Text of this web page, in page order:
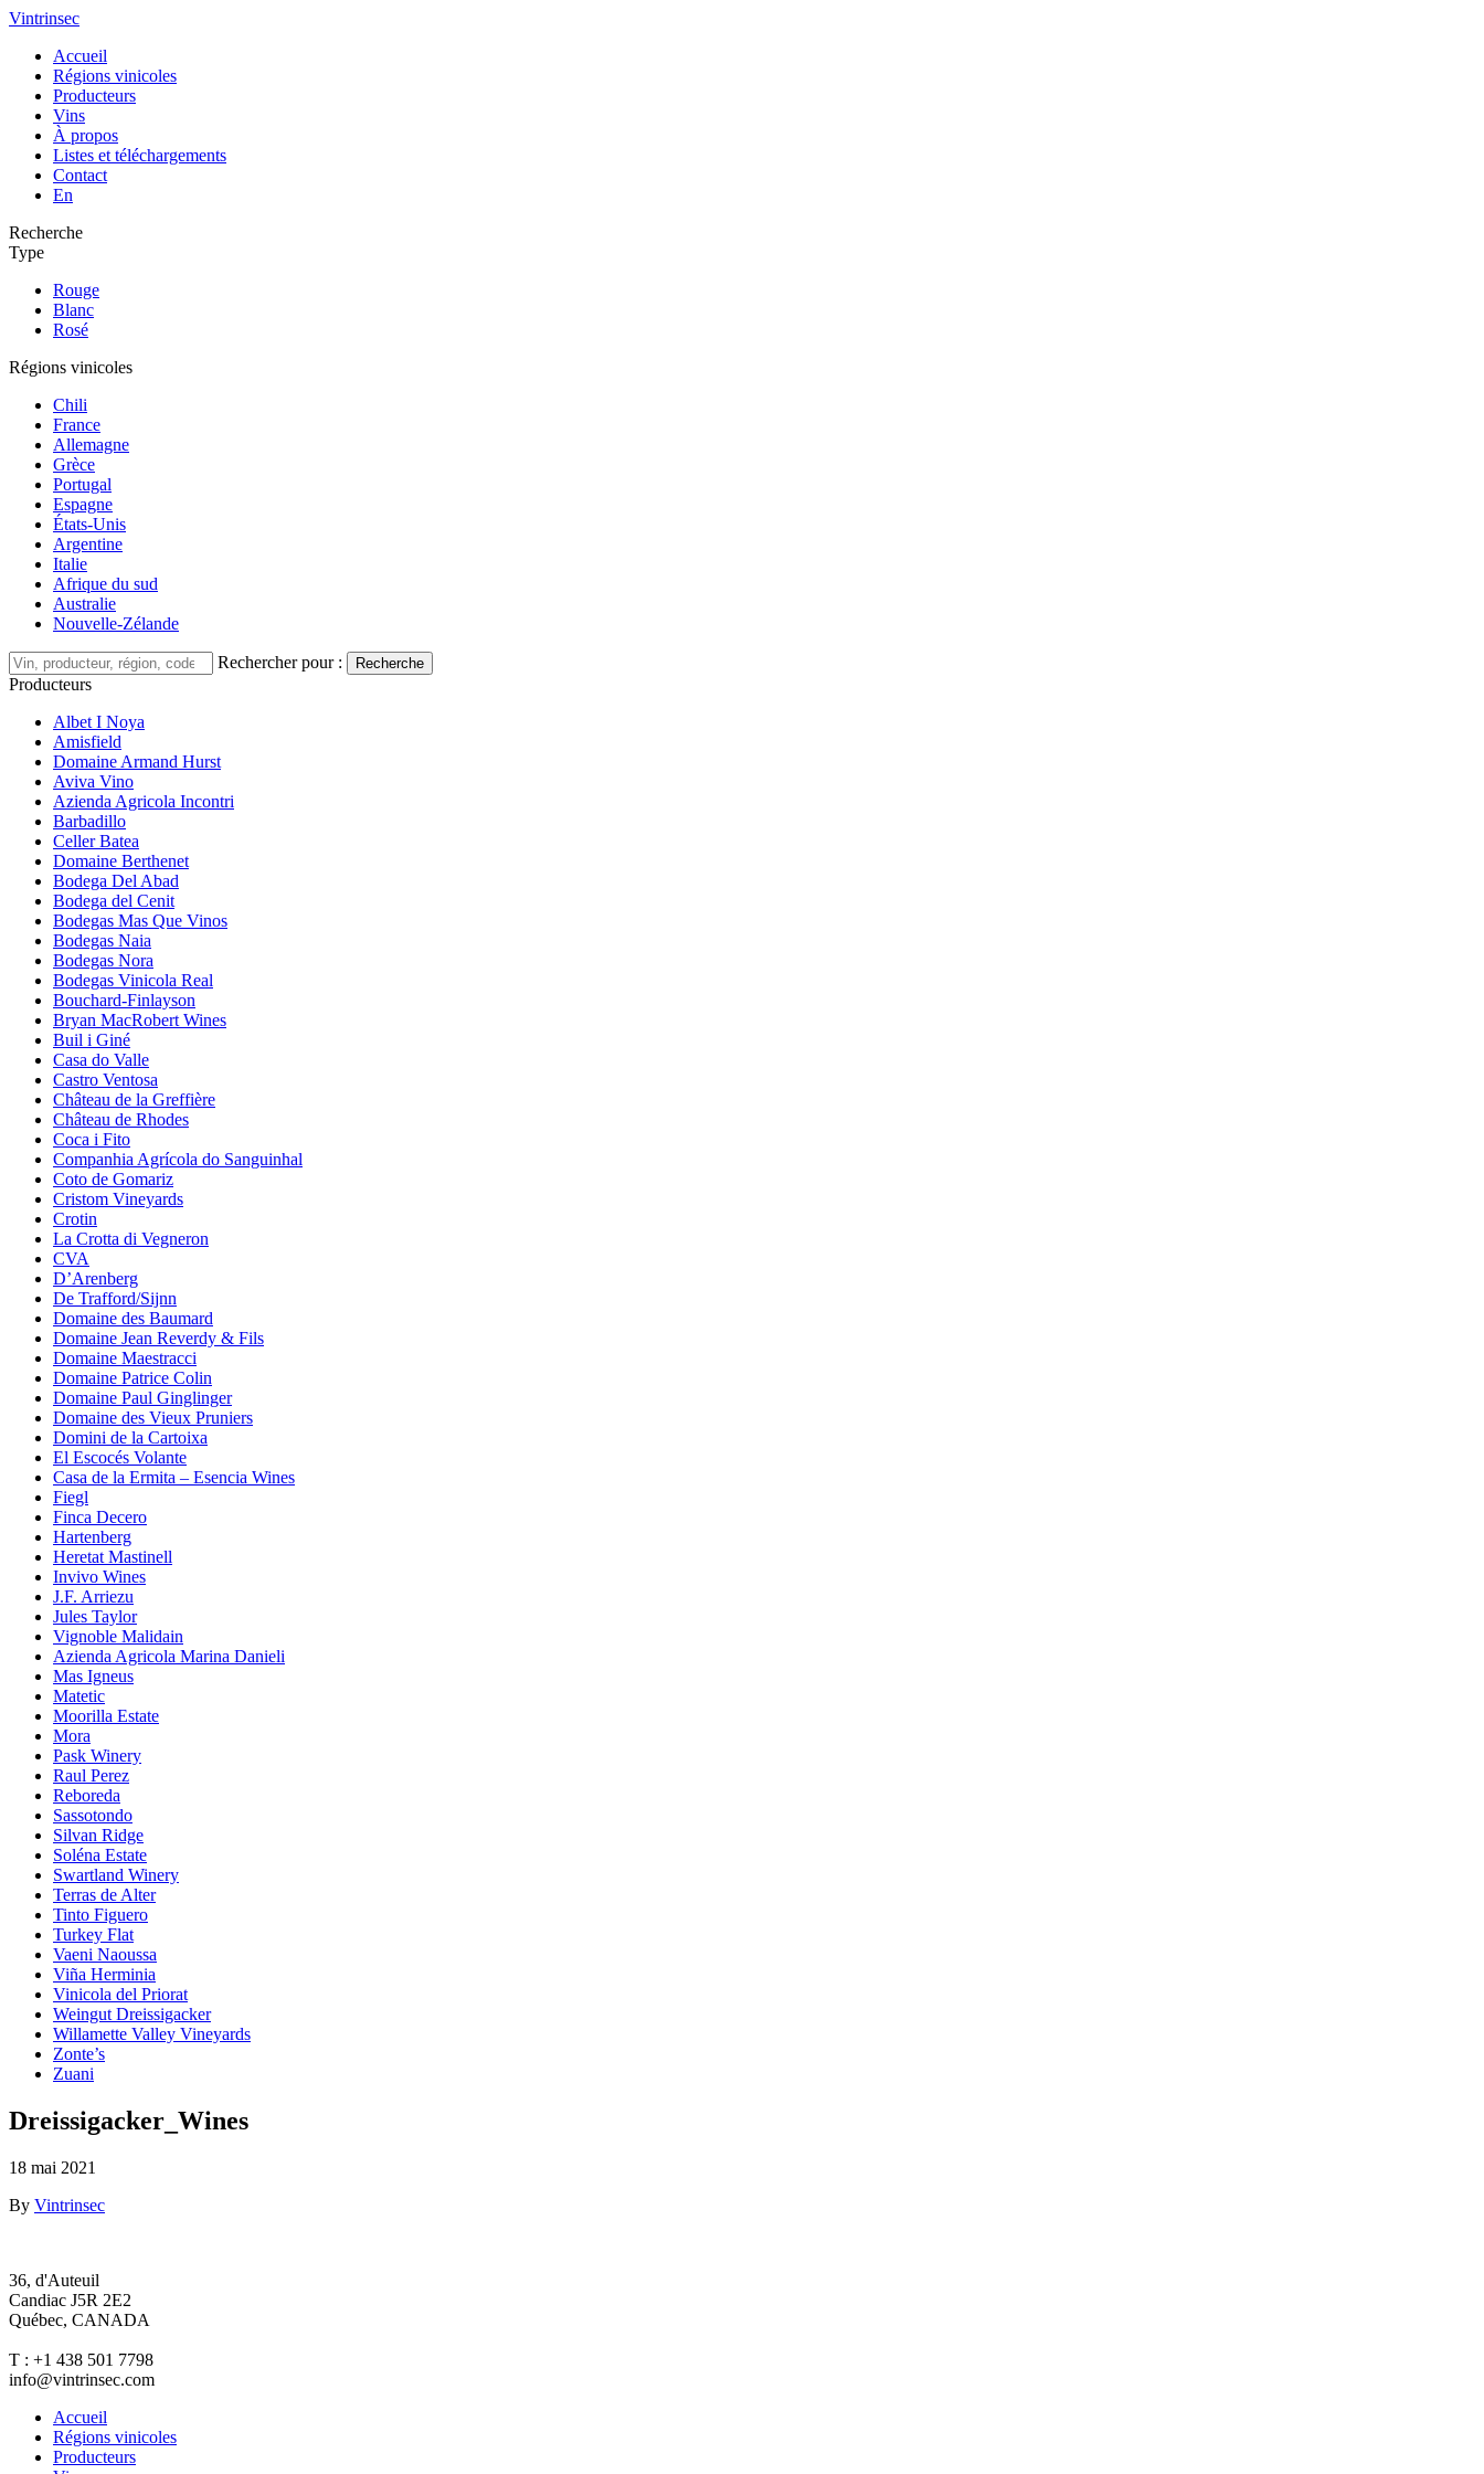
Vintrinsec
Accueil
Régions vinicoles
Producteurs
Vins
À propos
Listes et téléchargements
Contact
En
Recherche
Type
Rouge
Blanc
Rosé
Régions vinicoles
Chili
France
Allemagne
Grèce
Portugal
Espagne
États-Unis
Argentine
Italie
Afrique du sud
Australie
Nouvelle-Zélande
Rechercher pour : Recherche
Producteurs
Albet I Noya
Amisfield
Domaine Armand Hurst
Aviva Vino
Azienda Agricola Incontri
Barbadillo
Celler Batea
Domaine Berthenet
Bodega Del Abad
Bodega del Cenit
Bodegas Mas Que Vinos
Bodegas Naia
Bodegas Nora
Bodegas Vinicola Real
Bouchard-Finlayson
Bryan MacRobert Wines
Buil i Giné
Casa do Valle
Castro Ventosa
Château de la Greffière
Château de Rhodes
Coca i Fito
Companhia Agrícola do Sanguinhal
Coto de Gomariz
Cristom Vineyards
Crotin
La Crotta di Vegneron
CVA
D’Arenberg
De Trafford/Sijnn
Domaine des Baumard
Domaine Jean Reverdy & Fils
Domaine Maestracci
Domaine Patrice Colin
Domaine Paul Ginglinger
Domaine des Vieux Pruniers
Domini de la Cartoixa
El Escocés Volante
Casa de la Ermita – Esencia Wines
Fiegl
Finca Decero
Hartenberg
Heretat Mastinell
Invivo Wines
J.F. Arriezu
Jules Taylor
Vignoble Malidain
Azienda Agricola Marina Danieli
Mas Igneus
Matetic
Moorilla Estate
Mora
Pask Winery
Raul Perez
Reboreda
Sassotondo
Silvan Ridge
Soléna Estate
Swartland Winery
Terras de Alter
Tinto Figuero
Turkey Flat
Vaeni Naoussa
Viña Herminia
Vinicola del Priorat
Weingut Dreissigacker
Willamette Valley Vineyards
Zonte’s
Zuani
Dreissigacker_Wines
18 mai 2021
By Vintrinsec
36, d'Auteuil
Candiac J5R 2E2
Québec, CANADA
T : +1 438 501 7798
info@vintrinsec.com
Accueil
Régions vinicoles
Producteurs